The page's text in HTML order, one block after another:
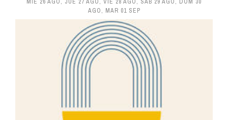
MIÉ 26 AGO, JUE 27 AGO, VIE 28 AGO, SÁB 29 AGO, DOM 30
AGO, MAR 01 SEP